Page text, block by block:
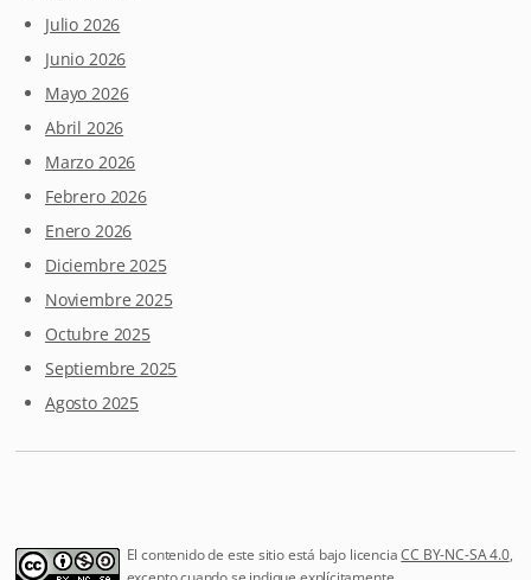
Julio 2026
Junio 2026
Mayo 2026
Abril 2026
Marzo 2026
Febrero 2026
Enero 2026
Diciembre 2025
Noviembre 2025
Octubre 2025
Septiembre 2025
Agosto 2025
El contenido de este sitio está bajo licenciaCC BY-NC-SA 4.0,